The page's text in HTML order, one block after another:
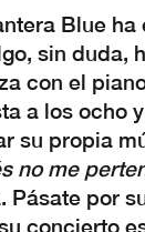
Blue ha
sin duda,
con el
a los ocho
su propia
no me
Pásate por
concierto